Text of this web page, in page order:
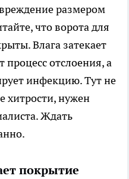
размером
что ворота для
Влага затекает
процесс отслоения, а
инфекцию. Тут не
хитрости, нужен
Ждать
покрытие